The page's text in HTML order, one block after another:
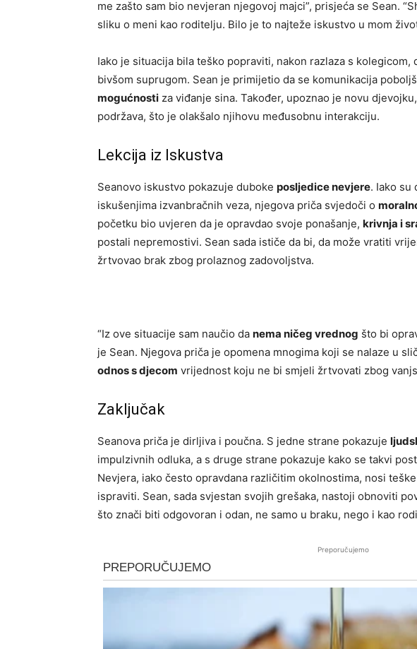
me zašto sam bio nevjeran njegovoj majci”, prisjeća se Sean.
sliku o meni kao roditelju. Bilo je to najteže iskustvo u mom
Iako je situacija bila teško popraviti, nakon razlaza s kolegicom,
bivšom suprugom. Sean je primijetio da se komunikacija
mogućnosti za viđanje sina. Također, upoznao je novu
podržava, što je olakšalo njihovu međusobnu interakciju.
Lekcija iz Iskustva
Seanovo iskustvo pokazuje duboke posljedice nevjere. Iako su
iskušenjima izvanbračnih veza, njegova priča svjedoči o
početku bio uvjeren da je opravdao svoje ponašanje, krivnja i
postali nepremostivi. Sean sada ističe da bi, da može vratiti
žrtvovao brak zbog prolaznog zadovoljstva.
“Iz ove situacije sam naučio da nema ničeg vrednog što bi
je Sean. Njegova priča je opomena mnogima koji se nalaze u
odnos s djecom vrijednost koju ne bi smjeli žrtvovati zbog
Zaključak
Seanova priča je dirljiva i poučna. S jedne strane pokazuje
impulzivnih odluka, a s druge strane pokazuje kako se takvi
Nevjera, iako često opravdana različitim okolnostima, nosi
ispraviti. Sean, sada svjestan svojih grešaka, nastoji obnoviti
što znači biti odgovoran i odan, ne samo u braku, nego i kao
Preporučujemo